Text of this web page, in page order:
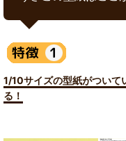
1/10サイズの型紙がついて
る！